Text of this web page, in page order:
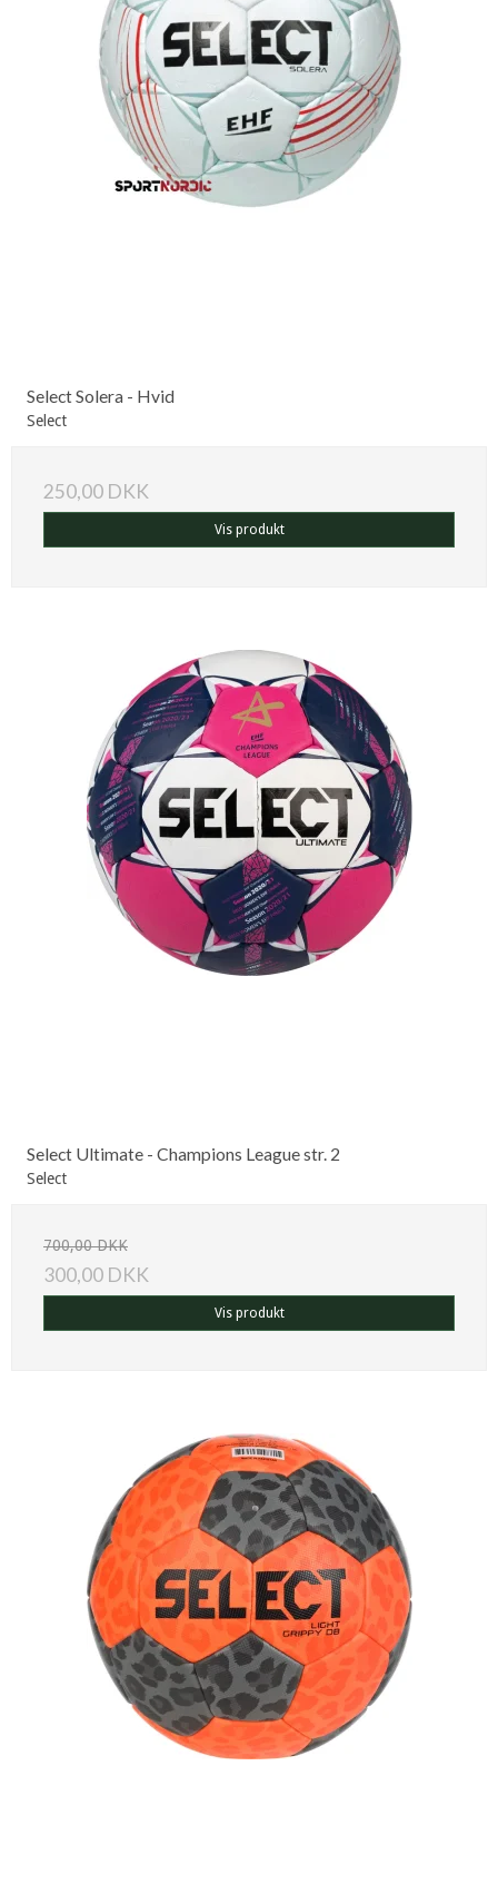
Select Solera - Hvid
Select
250,00 DKK
Vis produkt
Select Ultimate - Champions League str. 2
Select
700,00 DKK
300,00 DKK
Vis produkt